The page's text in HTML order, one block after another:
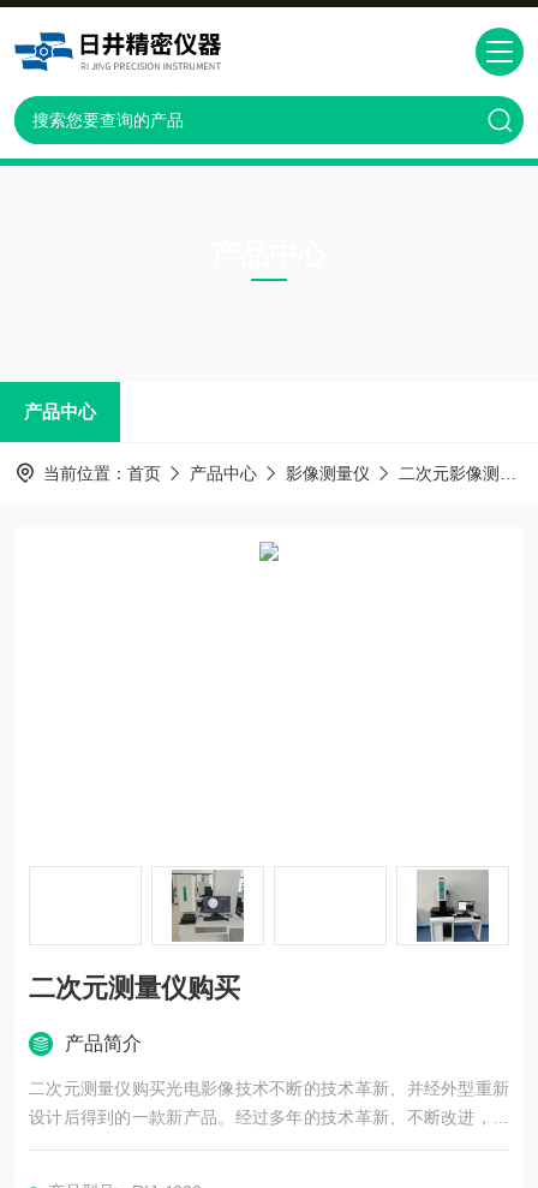
产品中心
当前位置： 首页 产品中心 影像测量仪 二次元影像测量仪
二次元测量仪购买
产品简介
二次元测量仪购买光电影像技术不断的技术革新、并经外型重新
设计后得到的一款新产品。经过多年的技术革新、不断改进，本
款影像仪从外形设计、结构布局、配件选择到制作工艺上都已经